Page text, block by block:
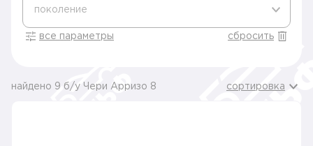
поколение
все параметры сбросить
найдено 9 б/у Чери Арризо 8 сортировка